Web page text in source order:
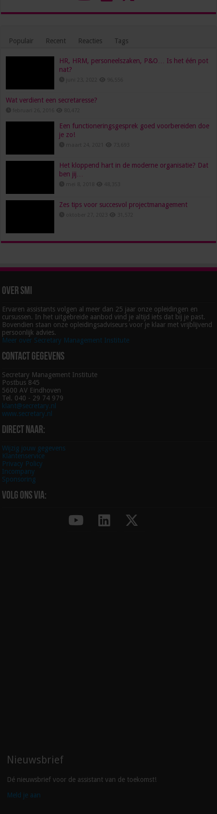
Populair Recent Reacties Tags
HR, HRM, personeelszaken, P&O… Is het één pot
nat?
Wat verdient een secretaresse?
Een functioneringsgesprek goed voorbereiden doe
je zo!
Het kloppend hart in de moderne organisatie? Dat
ben jij…
Zes tips voor succesvol projectmanagement
Over SMI
Ervaren assistants volgen al meer dan 25 jaar onze opleidingen en
cursussen. In het uitgebreide aanbod vind je altijd iets dat bij je past.
Bovendien staan onze opleidingsadviseurs voor je klaar met vrijblijvend
persoonlijk advies.
Meer over Secretary Management Institute
Contact gegevens
Secretary Management Institute
Postbus 845
5600 AV Eindhoven
Tel. 040 - 29 74 979
klant@secretary.nl
www.secretary.nl
Direct naar:
Wijzig jouw gegevens
Klantenservice
Privacy Policy
Incompany
Sponsoring
Volg ons via:
Nieuwsbrief
Dé nieuwsbrief voor de assistant van de toekomst!
Meld je aan